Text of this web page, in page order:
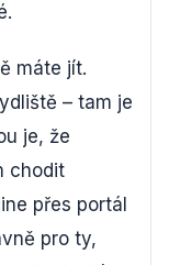
máte jít.
– tam je
je, že
chodit
přes portál
pro ty,